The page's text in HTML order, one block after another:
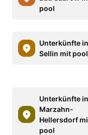
pool
Unterkünfte in
Sellin mit pool
Unterkünfte in
Marzahn-
Hellersdorf
pool